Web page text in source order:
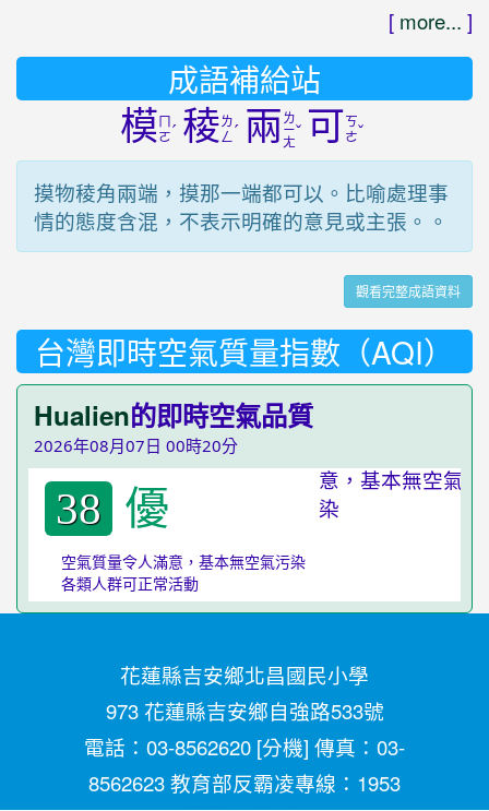
[ more... ]
成語補給站
模ㄛˊ 稜ㄌ
ㄥˊ 兩 ㄌ
ㄧ
ㄤ
ˇ 可 ㄎ
ㄜˇ
摸物稜角兩端，摸那一端都可以。比喻處理事
情的態度含混，不表示明確的意見或主張。。
觀看完整成語資料
台灣即時空氣質量指數（AQI）
Hualien的即時空氣品質
2026年08月07日 00時20分
38 優
空氣質量令人滿意，基本無空氣污染
各類人群可正常活動
花蓮縣吉安鄉北昌國民小學
973 花蓮縣吉安鄉自強路533號
電話：03-8562620 [分機] 傳真：03-
8562623 教育部反霸凌專線：1953